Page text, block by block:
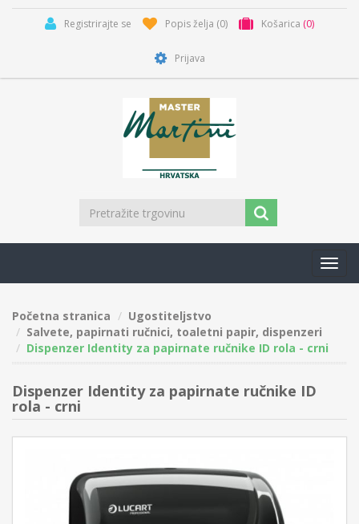
Registrirajte se Popis želja (0) Košarica (0)
Prijava
Početna stranica
Ugostiteljstvo
Salvete, papirnati ručnici, toaletni papir, dispenzeri
Dispenzer Identity za papirnate ručnike ID rola - crni
Dispenzer Identity za papirnate ručnike ID
rola - crni